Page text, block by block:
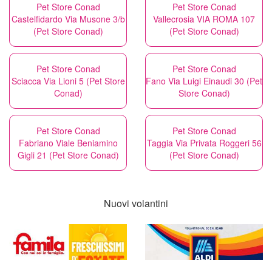
Pet Store Conad
Castelfidardo Via Musone 3/b
(Pet Store Conad)
Pet Store Conad
Vallecrosia VIA ROMA 107
(Pet Store Conad)
Pet Store Conad
Sciacca Via Lioni 5 (Pet Store
Conad)
Pet Store Conad
Fano Via Luigi Einaudi 30 (Pet
Store Conad)
Pet Store Conad
Fabriano Viale Beniamino
Gigli 21 (Pet Store Conad)
Pet Store Conad
Taggia Via Privata Roggeri 56
(Pet Store Conad)
Nuovi volantini